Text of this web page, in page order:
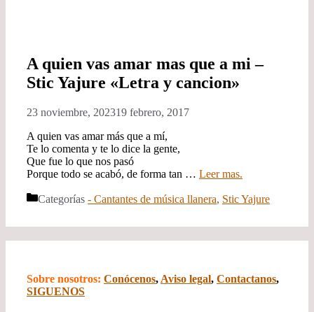
A quien vas amar mas que a mi –
Stic Yajure «Letra y cancion»
23 noviembre, 202319 febrero, 2017
A quien vas amar más que a mí,
Te lo comenta y te lo dice la gente,
Que fue lo que nos pasó
Porque todo se acabó, de forma tan … Leer mas.
Categorías - Cantantes de música llanera, Stic Yajure
Sobre nosotros: Conócenos, Aviso legal, Contactanos,
SIGUENOS